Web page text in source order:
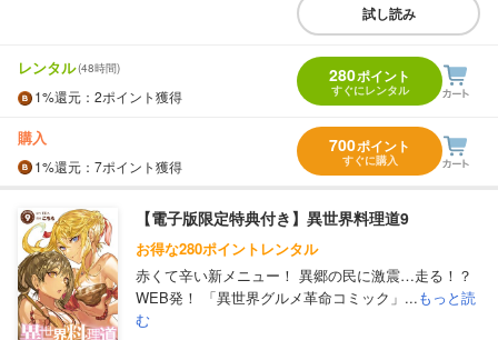
試し読み
レンタル(48時間)
1%還元 ：2ポイント獲得
280ポイント
すぐにレンタル
購入
1%還元 ：7ポイント獲得
700ポイント
すぐに購入
【電子版限定特典付き】異世界料理道9
お得な280ポイントレンタル
赤くて辛い新メニュー！ 異郷の民に激震…走る！？
WEB発！ 「異世界グルメ革命コミック」...もっと読
む